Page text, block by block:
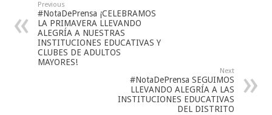
Previous
#NotaDePrensa ¡CELEBRAMOS
LA PRIMAVERA LLEVANDO
ALEGRÍA A NUESTRAS
INSTITUCIONES EDUCATIVAS Y
CLUBES DE ADULTOS
MAYORES!
Next
#NotaDePrensa SEGUIMOS
LLEVANDO ALEGRÍA A LAS
INSTITUCIONES EDUCATIVAS
DEL DISTRITO